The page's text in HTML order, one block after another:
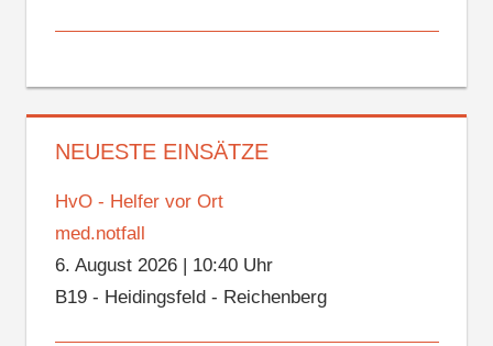
NEUESTE EINSÄTZE
HvO - Helfer vor Ort
med.notfall
6. August 2026| 10:40 Uhr
B19 - Heidingsfeld - Reichenberg